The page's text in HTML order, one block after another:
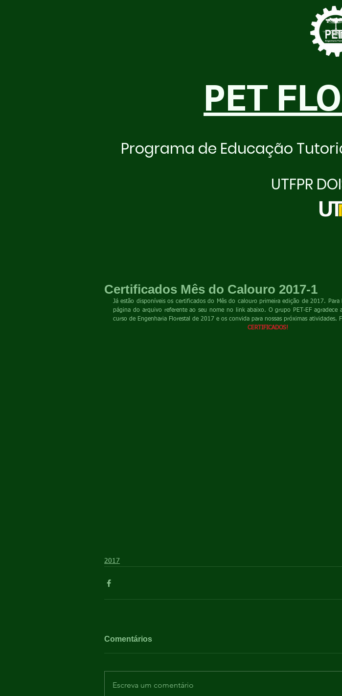
PET
Programa de Educação
UTFPR
Certificados Mês do Calouro 2017-1
Já estão disponíveis os certificados do Mês do calouro primeira edição de 2017. Para
página do arquivo referente ao seu nome no link abaixo. O grupo PET-EF agradece
curso de Engenharia Florestal de 2017 e os convida para nossas próximas atividades.
CERTIFICADOS!
2017
Comentários
Escreva um comentário